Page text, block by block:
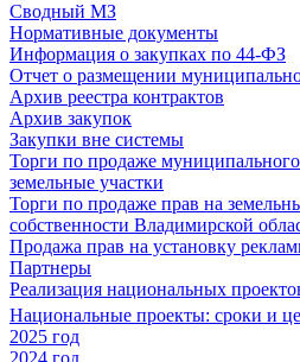
Сводный МЗ
Нормативные документы
Информация о закупках по 44-ФЗ
Отчет о размещении
Архив реестра контрактов
Архив закупок
Закупки вне системы
Торги по продаже
земельные участки
Торги по продаже прав на
собственности Владимирской
Продажа прав на установку
Партнеры
Реализация национальных
Национальные проекты: сроки и
2025 год
2024 год